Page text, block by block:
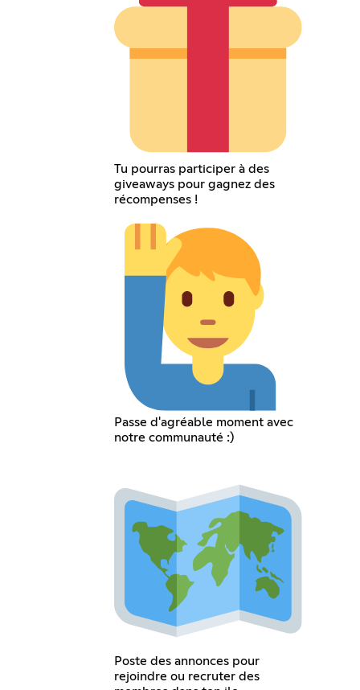
Tu pourras participer à des
giveaways pour gagnez des
récompenses !
Passe d'agréable moment avec
notre communauté :)
Poste des annonces pour
rejoindre ou recruter des